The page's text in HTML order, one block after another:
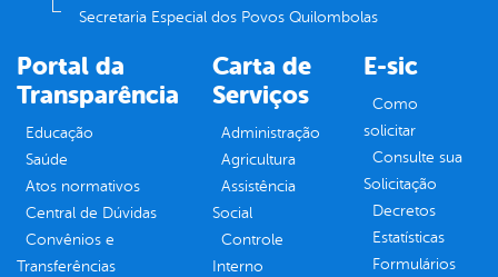
Secretaria Especial dos Povos Quilombolas
Portal da
Transparência
Educação
Saúde
Atos normativos
Central de Dúvidas
Convênios e
Transferências
Carta de
Serviços
Administração
Agricultura
Assistência
Social
Controle
Interno
E-sic
Como
solicitar
Consulte sua
Solicitação
Decretos
Estatísticas
Formulários